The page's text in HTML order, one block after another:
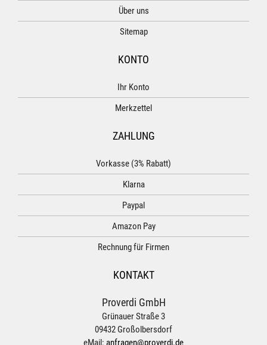
Über uns
Sitemap
KONTO
Ihr Konto
Merkzettel
ZAHLUNG
Vorkasse (3% Rabatt)
Klarna
Paypal
Amazon Pay
Rechnung für Firmen
KONTAKT
Proverdi GmbH
Grünauer Straße 3
09432 Großolbersdorf
eMail: anfragen@proverdi.de